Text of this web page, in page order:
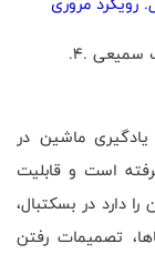
1. مرتضی حسینیون .2 امیر علی قهرمانی .3 حجت سمیعی .4.
ماشین در
است و قابلیت
دارد در بسکتبال،
تصمیمات رفتن